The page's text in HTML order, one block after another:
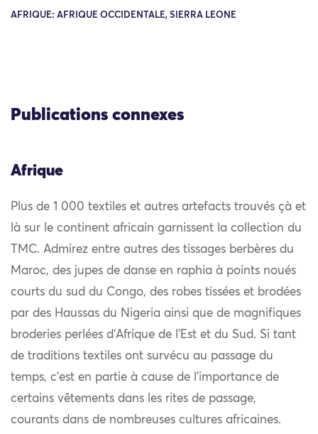
AFRIQUE: AFRIQUE OCCIDENTALE, SIERRA LEONE
Publications connexes
Afrique
Plus de 1 000 textiles et autres artefacts trouvés çà et
là sur le continent africain garnissent la collection du
TMC. Admirez entre autres des tissages berbères du
Maroc, des jupes de danse en raphia à points noués
courts du sud du Congo, des robes tissées et brodées
par des Haussas du Nigeria ainsi que de magnifiques
broderies perlées d’Afrique de l’Est et du Sud. Si tant
de traditions textiles ont survécu au passage du
temps, c’est en partie à cause de l’importance de
certains vêtements dans les rites de passage,
courants dans de nombreuses cultures africaines.